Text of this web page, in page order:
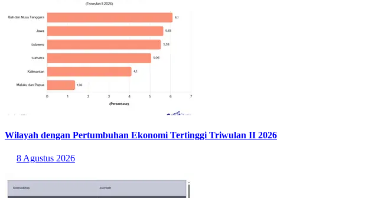
Wilayah dengan Pertumbuhan Ekonomi Tertinggi Triwulan II 2026
8 Agustus 2026